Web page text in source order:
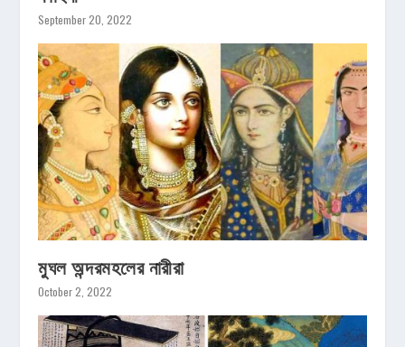
September 20, 2022
মুঘল অন্দরমহলের নারীরা
October 2, 2022